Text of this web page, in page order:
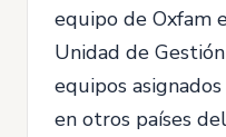
equipo de Oxfam
Unidad de
equipos
en otros países